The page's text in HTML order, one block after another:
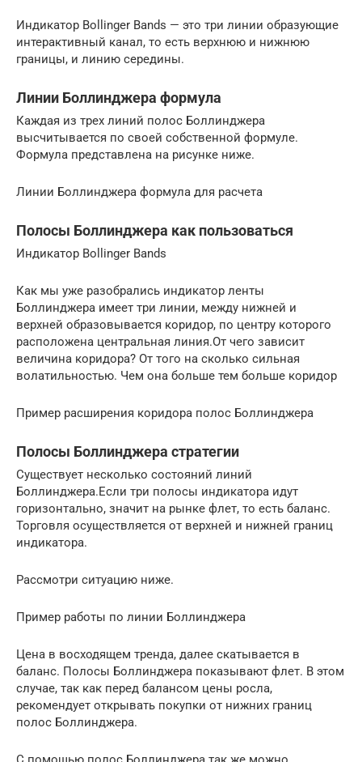
Индикатор Bollinger Bands — это три линии образующие
интерактивный канал, то есть верхнюю и нижнюю
границы, и линию середины.
Линии Боллинджера формула
Каждая из трех линий полос Боллинджера
высчитывается по своей собственной формуле.
Формула представлена на рисунке ниже.
Линии Боллинджера формула для расчета
Полосы Боллинджера как пользоваться
Индикатор Bollinger Bands
Как мы уже разобрались индикатор ленты
Боллинджера имеет три линии, между нижней и
верхней образовывается коридор, по центру которого
расположена центральная линия.От чего зависит
величина коридора? От того на сколько сильная
волатильностью. Чем она больше тем больше коридор
Пример расширения коридора полос Боллинджера
Полосы Боллинджера стратегии
Существует несколько состояний линий
Боллинджера.Если три полосы индикатора идут
горизонтально, значит на рынке флет, то есть баланс.
Торговля осуществляется от верхней и нижней границ
индикатора.
Рассмотри ситуацию ниже.
Пример работы по линии Боллинджера
Цена в восходящем тренда, далее скатывается в
баланс. Полосы Боллинджера показывают флет. В этом
случае, так как перед балансом цены росла,
рекомендует открывать покупки от нижних границ
полос Боллинджера.